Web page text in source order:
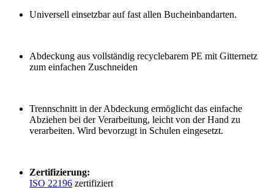
Universell einsetzbar auf fast allen Bucheinbandarten.
Abdeckung aus vollständig recyclebarem PE mit Gitternetz
zum einfachen Zuschneiden
Trennschnitt in der Abdeckung ermöglicht das einfache
Abziehen bei der Verarbeitung, leicht von der Hand zu
verarbeiten. Wird bevorzugt in Schulen eingesetzt.
Zertifizierung:
ISO 22196 zertifiziert